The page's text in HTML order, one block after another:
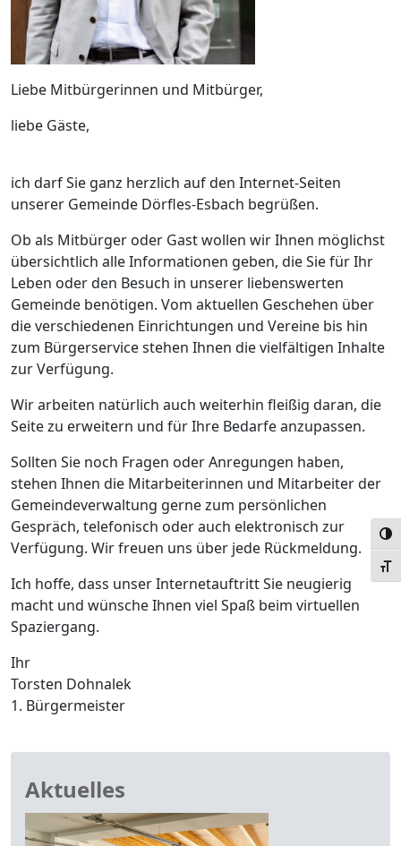
Liebe Mitbürgerinnen und Mitbürger,
liebe Gäste,
ich darf Sie ganz herzlich auf den Internet-Seiten
unserer Gemeinde Dörfles-Esbach begrüßen.
Ob als Mitbürger oder Gast wollen wir Ihnen möglichst
übersichtlich alle Informationen geben, die Sie für Ihr
Leben oder den Besuch in unserer liebenswerten
Gemeinde benötigen. Vom aktuellen Geschehen über
die verschiedenen Einrichtungen und Vereine bis hin
zum Bürgerservice stehen Ihnen die vielfältigen Inhalte
zur Verfügung.
Wir arbeiten natürlich auch weiterhin fleißig daran, die
Seite zu erweitern und für Ihre Bedarfe anzupassen.
Sollten Sie noch Fragen oder Anregungen haben,
stehen Ihnen die Mitarbeiterinnen und Mitarbeiter der
Gemeindeverwaltung gerne zum persönlichen
Gespräch, telefonisch oder auch elektronisch zur
Verfügung. Wir freuen uns über jede Rückmeldung.
Ich hoffe, dass unser Internetauftritt Sie neugierig
macht und wünsche Ihnen viel Spaß beim virtuellen
Spaziergang.
Ihr
Torsten Dohnalek
1. Bürgermeister
Aktuelles